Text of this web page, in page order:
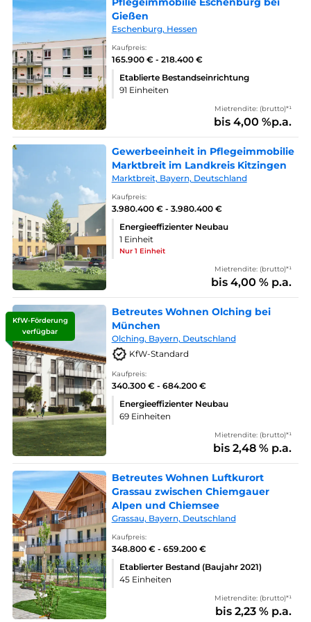
Gießen
Eschenburg, Hessen
Kaufpreis:
165.900 € - 218.400 €
Etablierte Bestandseinrichtung
91 Einheiten
Mietrendite: (brutto)*¹
bis 4,00 %p.a.
Gewerbeeinheit in Pflegeimmobilie
Marktbreit im Landkreis Kitzingen
Marktbreit, Bayern, Deutschland
Kaufpreis:
3.980.400 € - 3.980.400 €
Energieeffizienter Neubau
1 Einheit
Nur 1 Einheit
Mietrendite: (brutto)*¹
bis 4,00 % p.a.
KfW-Förderung
verfügbar
Betreutes Wohnen Olching bei
München
Olching, Bayern, Deutschland
KfW-Standard
Kaufpreis:
340.300 € - 684.200 €
Energieeffizienter Neubau
69 Einheiten
Mietrendite: (brutto)*¹
bis 2,48 % p.a.
Betreutes Wohnen Luftkurort
Grassau zwischen Chiemgauer
Alpen und Chiemsee
Grassau, Bayern, Deutschland
Kaufpreis:
348.800 € - 659.200 €
Etablierter Bestand (Baujahr 2021)
45 Einheiten
Mietrendite: (brutto)*¹
bis 2,23 % p.a.